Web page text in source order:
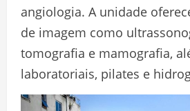
angiologia. A unidade
de imagem como
tomografia e mamografia,
laboratoriais, pilates e